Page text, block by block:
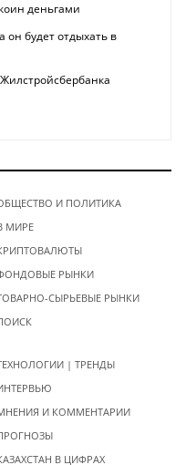
деньгами
он будет отдыхать в
И ПОЛИТИКА
МИРЕ
РЫНКИ
СЫРЬЕВЫЕ РЫНКИ
| ТРЕНДЫ
И КОММЕНТАРИИ
В ЦИФРАХ